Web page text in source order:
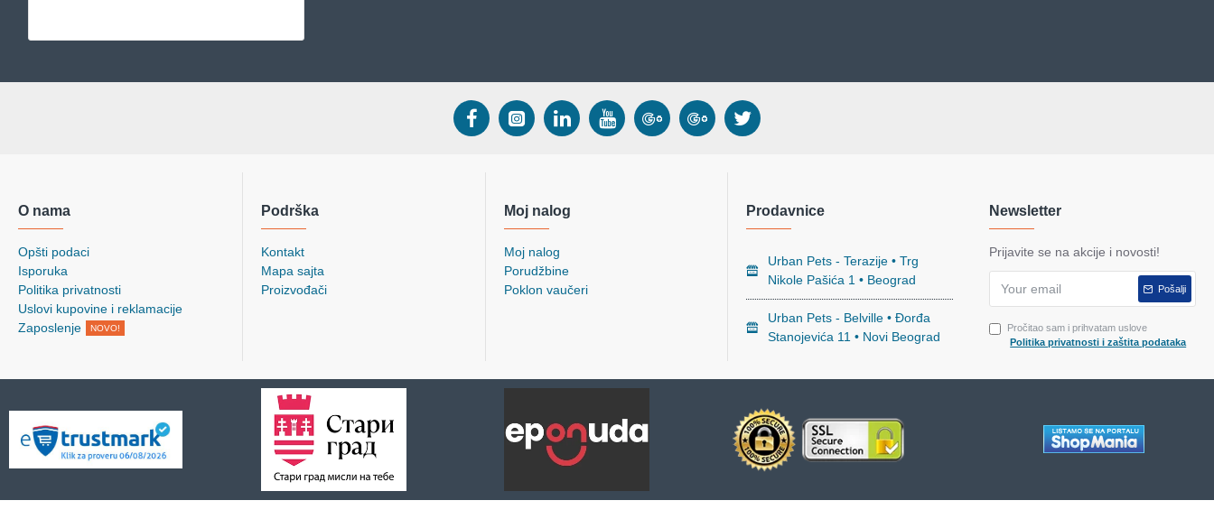
O nama
Opšti podaci
Isporuka
Politika privatnosti
Uslovi kupovine i reklamacije
Zaposlenje
NOVO!
Podrška
Kontakt
Mapa sajta
Proizvođači
Moj nalog
Moj nalog
Porudžbine
Poklon vaučeri
Prodavnice
Urban Pets - Terazije • Trg
Nikole Pašića 1 • Beograd
Urban Pets - Belville • Đorđa
Stanojevića 11 • Novi Beograd
Newsletter
Prijavite se na akcije i novosti!
Pošalji
Pročitao sam i prihvatam uslove
Politika privatnosti i zaštita podataka